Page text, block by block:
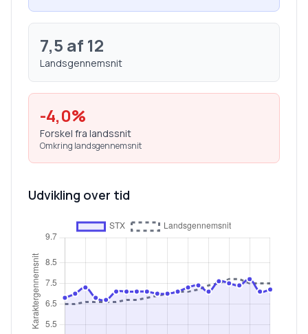
7,5 af 12
Landsgennemsnit
-4,0%
Forskel fra landssnit
Omkring landsgennemsnit
Udvikling over tid